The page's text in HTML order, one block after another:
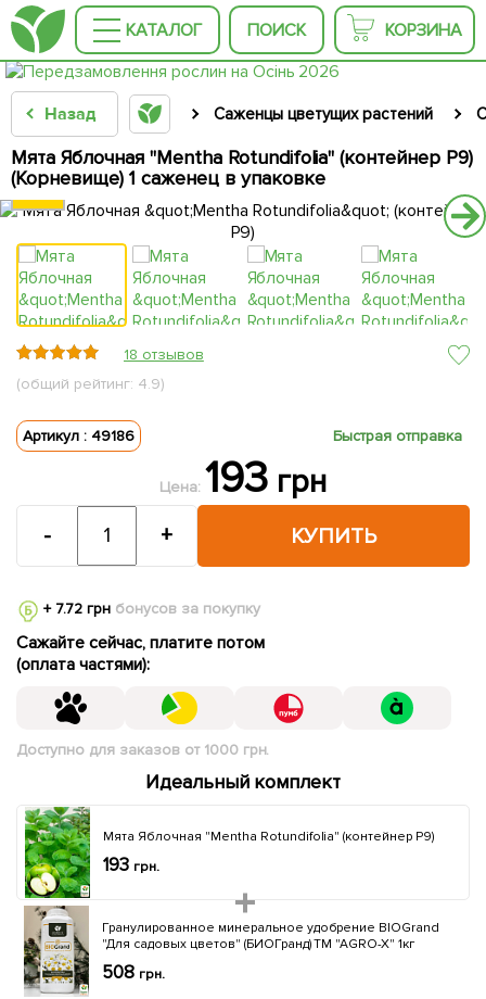
КАТАЛОГ ПОИСК КОРЗИНА
Назад Саженцы цветущих растений
Мята Яблочная "Mentha Rotundifolia" (контейнер Р9)
(Корневище) 1 саженец в упаковке
18 отзывов
(общий рейтинг: 4.9)
Артикул : 49186 Быстрая отправка
Цена: 193грн
КУПИТЬ
- +
+ 7.72 грнбонусов за покупку
Сажайте сейчас, платите потом
(оплата частями):
Доступно для заказов от 1000 грн.
Идеальный комплект
Мята Яблочная "Mentha Rotundifolia" (контейнер Р9)
193 грн.
Гранулированное минеральное удобрение BIOGrand
"Для садовых цветов" (БИОГранд) ТМ "AGRO-X" 1кг
508 грн.